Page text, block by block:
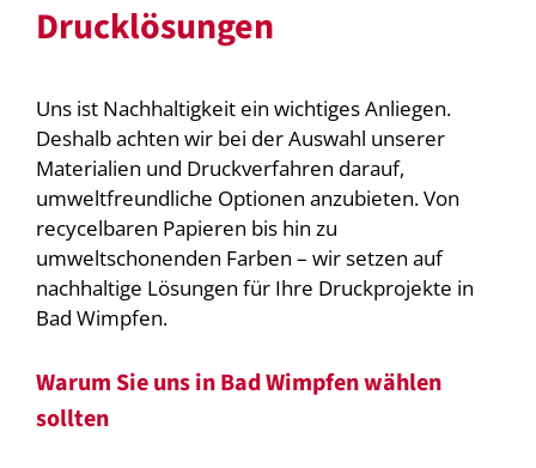
Drucklösungen
Uns ist Nachhaltigkeit ein wichtiges Anliegen.
Deshalb achten wir bei der Auswahl unserer
Materialien und Druckverfahren darauf,
umweltfreundliche Optionen anzubieten. Von
recycelbaren Papieren bis hin zu
umweltschonenden Farben – wir setzen auf
nachhaltige Lösungen für Ihre Druckprojekte in
Bad Wimpfen.
Warum Sie uns in Bad Wimpfen wählen
sollten